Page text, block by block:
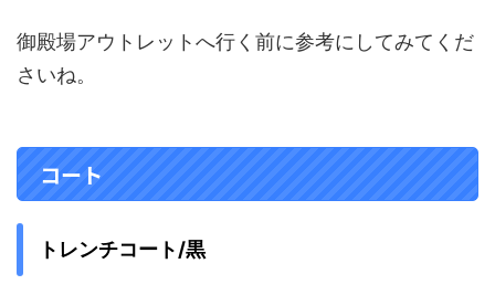
御殿場アウトレットへ行く前に参考にしてみてくだ
さいね。
コート
トレンチコート/黒